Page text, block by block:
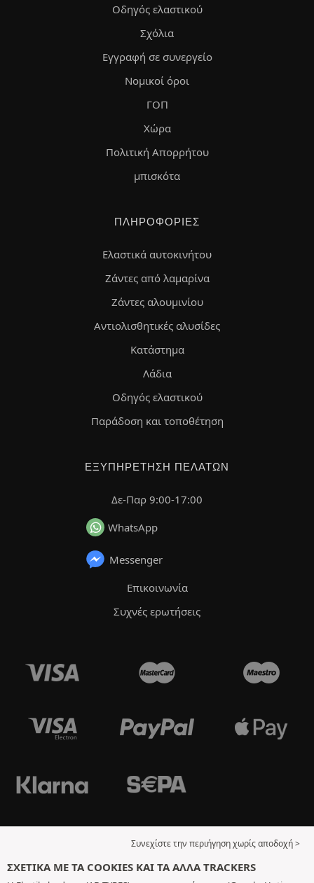
Οδηγός ελαστικού
Σχόλια
Εγγραφή σε συνεργείο
Νομικοί όροι
ΓΟΠ
Χώρα
Πολιτική Απορρήτου
μπισκότα
ΠΛΗΡΟΦΟΡΊΕΣ
Ελαστικά αυτοκινήτου
Ζάντες από λαμαρίνα
Ζάντες αλουμινίου
Αντιολισθητικές αλυσίδες
Κατάστημα
Λάδια
Οδηγός ελαστικού
Παράδοση και τοποθέτηση
ΕΞΥΠΗΡΈΤΗΣΗ ΠΕΛΑΤΏΝ
Δε-Παρ 9:00-17:00
WhatsApp
Messenger
Επικοινωνία
Συχνές ερωτήσεις
Συνεχίστε την περιήγηση χωρίς αποδοχή >
ΣΧΕΤΙΚΆ ΜΕ ΤΑ COOKIES ΚΑΙ ΤΑ ΆΛΛΑ TRACKERS